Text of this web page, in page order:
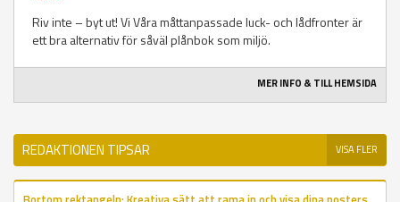
Riv inte – byt ut! Vi Våra måttanpassade luck- och lådfronter är
ett bra alternativ för såväl plånbok som miljö.
MER INFO & TILL HEMSIDA
REDAKTIONEN TIPSAR VISA FLER